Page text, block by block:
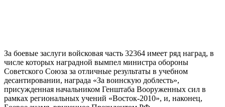
За боевые заслуги войсковая часть 32364 имеет ряд наград, в
числе которых наградной вымпел министра обороны
Советского Союза за отличные результаты в учебном
десантировании, награда «За воинскую доблесть»,
присужденная начальником Генштаба Вооруженных сил в
рамках региональных учений «Восток-2010», и, наконец,